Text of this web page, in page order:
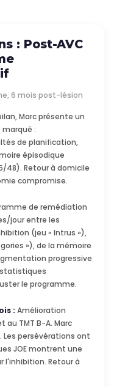
: Post-AVC
6 mois post-lésion
Marc présente un
:
de planification,
épisodique
48). Retour à domicile
compromise.
de remédiation
jour entre les
(jeu « Intrus »),
»), de la mémoire
progressive
statistiques
le programme.
: Amélioration
au TMT B-A. Marc
Les persévérations ont
JOE montrent une
l'inhibition. Retour à